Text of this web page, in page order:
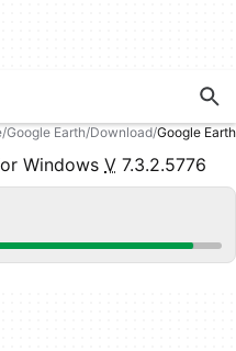
Google Earth Download Google
Windows V 7.3.2.5776